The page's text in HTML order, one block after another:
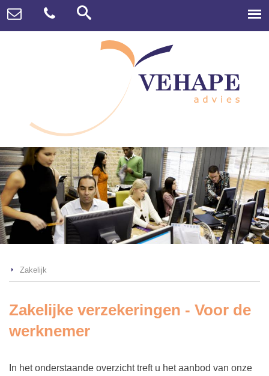
Zakelijk
Zakelijke verzekeringen - Voor de
werknemer
In het onderstaande overzicht treft u het aanbod van onze